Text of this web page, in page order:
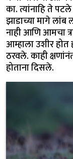
का. त्यांनाहि ते
झाडाच्या मागे
नाही आणि आमचा
आम्हाला उशीर
ठरवले. काही
होताना दिसले.